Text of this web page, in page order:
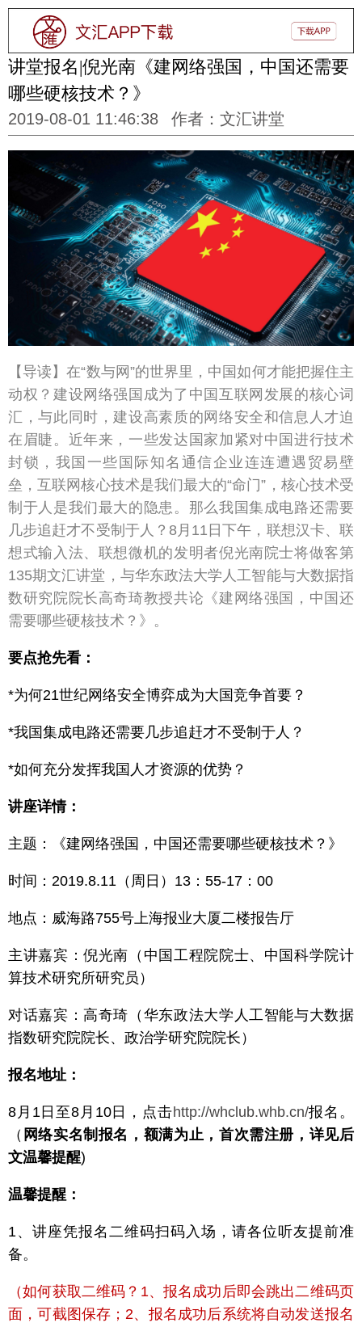
讲堂报名|倪光南《建网络强国，中国还需要
哪些硬核技术？》
2019-08-01 11:46:38 作者：文汇讲堂
【导读】在“数与网”的世界里，中国如何才能把握住主
动权？建设网络强国成为了中国互联网发展的核心词
汇，与此同时，建设高素质的网络安全和信息人才迫
在眉睫。近年来，一些发达国家加紧对中国进行技术
封锁，我国一些国际知名通信企业连连遭遇贸易壁
垒，互联网核心技术是我们最大的“命门”，核心技术受
制于人是我们最大的隐患。那么我国集成电路还需要
几步追赶才不受制于人？8月11日下午，联想汉卡、联
想式输入法、联想微机的发明者倪光南院士将做客第
135期文汇讲堂，与华东政法大学人工智能与大数据指
数研究院院长高奇琦教授共论《建网络强国，中国还
需要哪些硬核技术？》。
要点抢先看：
*为何21世纪网络安全博弈成为大国竞争首要？
*我国集成电路还需要几步追赶才不受制于人？
*如何充分发挥我国人才资源的优势？
讲座详情：
主题：《建网络强国，中国还需要哪些硬核技术？》
时间：2019.8.11（周日）13：55-17：00
地点：威海路755号上海报业大厦二楼报告厅
主讲嘉宾：倪光南（中国工程院院士、中国科学院计
算技术研究所研究员）
对话嘉宾：高奇琦（华东政法大学人工智能与大数据
指数研究院院长、政治学研究院院长）
报名地址：
8月1日至8月10日，点击http://whclub.whb.cn/报名。
（ 网络实名制报名，额满为止，首次需注册，详见后
文温馨提醒)
温馨提醒：
1、讲座凭报名二维码扫码入场，请各位听友提前准
备。
（如何获取二维码？1、报名成功后即会跳出二维码页
面，可截图保存；2、报名成功后系统将自动发送报名